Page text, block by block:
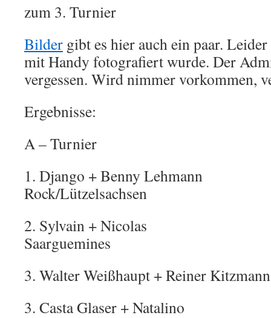
zum 3. Turnier
Bilder gibt es hier auch ein paar.
mit Handy fotografiert wurde. Der
vergessen. Wird nimmer
Ergebnisse:
A – Turnier
1. Django + Benny
Rock/Lützelsachsen
2. Sylvain +
Saarguemines
3. Walter Weißhaupt + Reiner
3. Casta Glaser +